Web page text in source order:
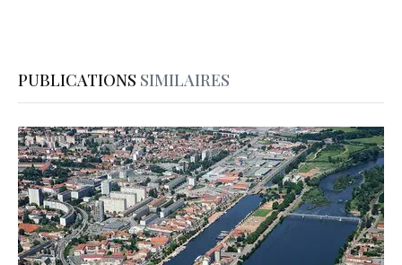
PUBLICATIONS SIMILAIRES